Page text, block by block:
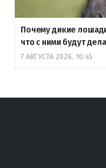
Почему дикие
что с ними будут
7 АВГУСТА 2026, 10:45